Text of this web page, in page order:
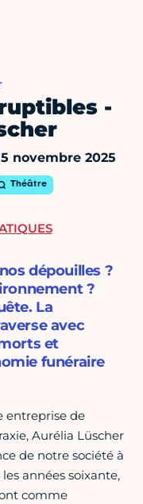
-
novembre 2025
Théâtre
dépouilles ?
?
La
avec
et
funéraire
entreprise de
Aurélia Lüscher
de notre société à
années soixante,
comme